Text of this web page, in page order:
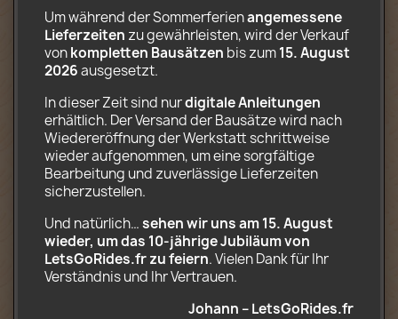
Komplettes Karussell (24 Gondeln im
Kreislauf und werden von einem
autonomen Rotor angehoben)
Auschecken
CD-Rom mit Installations- und
Transportanweisungen (.pdf) sowie
Dekoren im .jpg-Format
Individuell bedruckte Dekorationen auf
hochwertigem Fotopapier
2 Motoren, Batteriekasten, 8-fach
Infrarotfernbedienung,
Infrarotempfänger Kompatibel mit Lego
Um während der Sommerferien angemessene
Lieferzeiten zu gewährleisten, wird der Verkauf
von kompletten Bausätzen bis zum 15. August
2026 ausgesetzt.
In dieser Zeit sind nur digitale Anleitungen
erhältlich. Der Versand der Bausätze wird nach
Wiedereröffnung der Werkstatt schrittweise
wieder aufgenommen, um eine sorgfältige
Bearbeitung und zuverlässige Lieferzeiten
sicherzustellen.
Und natürlich… sehen wir uns am 15. August
wieder, um das 10‑jährige Jubiläum von
LetsGoRides.fr zu feiern. Vielen Dank für Ihr
Verständnis und Ihr Vertrauen.
Johann – LetsGoRides.fr